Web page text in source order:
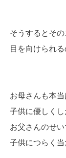
そうするとそ
目を向けられ
お母さんも本当
子供に優しくし
お父さんのせ
子供につらく当